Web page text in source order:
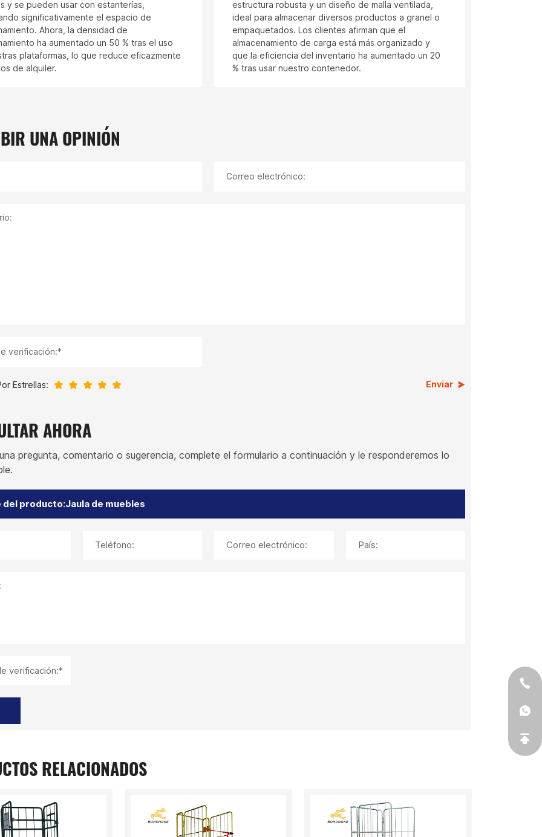
y se pueden usar con estanterías,
significativamente el espacio de
Ahora, la densidad de
ha aumentado un 50 % tras el uso
plataformas, lo que reduce eficazmente
de alquiler.
estructura robusta y un diseño de malla ventilada,
ideal para almacenar diversos productos a granel o
empaquetados. Los clientes afirman que el
almacenamiento de carga está más organizado y
que la eficiencia del inventario ha aumentado un 20
% tras usar nuestro contenedor.
UNA OPINIÓN
Correo electrónico:
verificación:*
Estrellas: Enviar
AHORA
pregunta, comentario o sugerencia, complete el formulario a continuación y le responderemos lo
Teléfono: Correo electrónico: País:
verificación:*
RELACIONADOS